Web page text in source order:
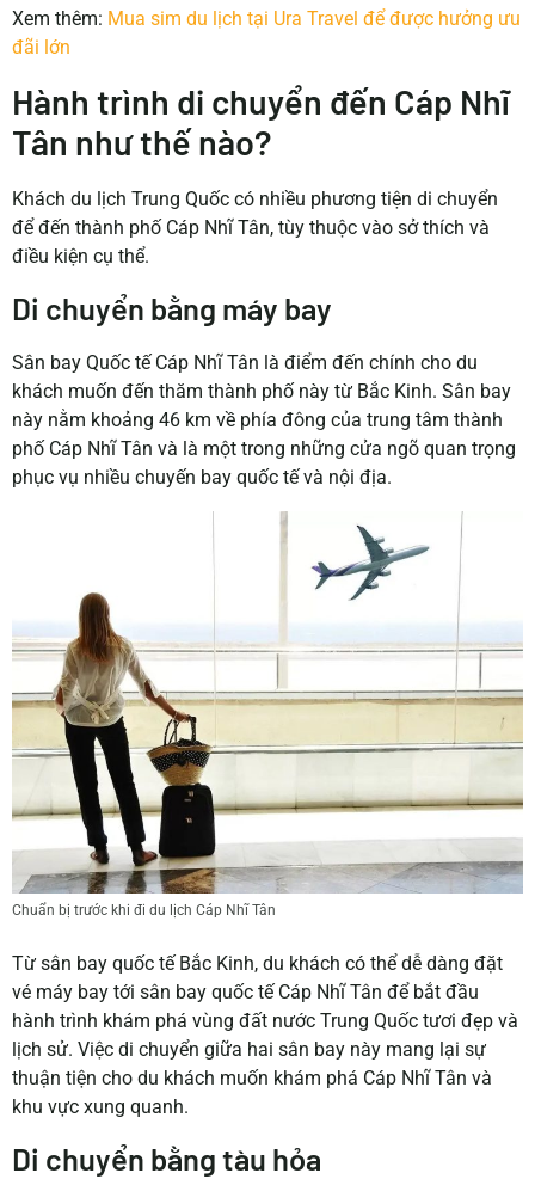
Xem thêm: Mua sim du lịch tại Ura Travel để được hưởng ưu
đãi lớn
Hành trình di chuyển đến Cáp Nhĩ
Tân như thế nào?
Khách du lịch Trung Quốc có nhiều phương tiện di chuyển
để đến thành phố Cáp Nhĩ Tân, tùy thuộc vào sở thích và
điều kiện cụ thể.
Di chuyển bằng máy bay
Sân bay Quốc tế Cáp Nhĩ Tân là điểm đến chính cho du
khách muốn đến thăm thành phố này từ Bắc Kinh. Sân bay
này nằm khoảng 46 km về phía đông của trung tâm thành
phố Cáp Nhĩ Tân và là một trong những cửa ngõ quan trọng
phục vụ nhiều chuyến bay quốc tế và nội địa.
Chuẩn bị trước khi đi du lịch Cáp Nhĩ Tân
Từ sân bay quốc tế Bắc Kinh, du khách có thể dễ dàng đặt
vé máy bay tới sân bay quốc tế Cáp Nhĩ Tân để bắt đầu
hành trình khám phá vùng đất nước Trung Quốc tươi đẹp và
lịch sử. Việc di chuyển giữa hai sân bay này mang lại sự
thuận tiện cho du khách muốn khám phá Cáp Nhĩ Tân và
khu vực xung quanh.
Di chuyển bằng tàu hỏa